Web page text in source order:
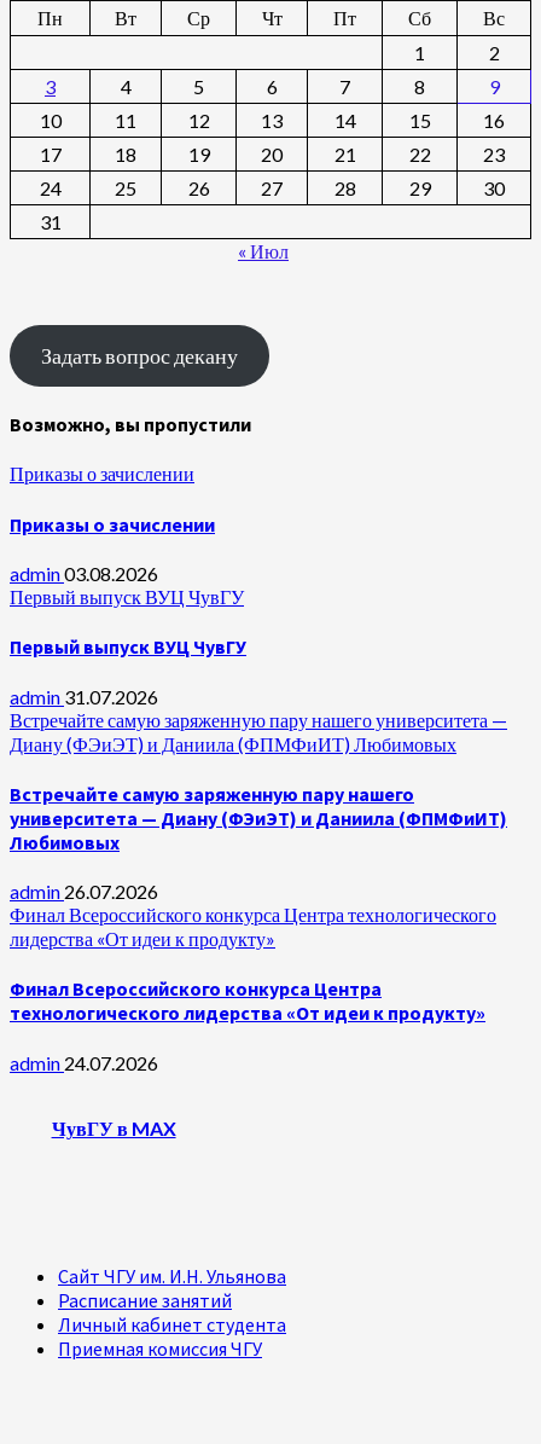
Пн
Вт Ср Чт Пт Сб
Вс
1
2
3
4 5 6 7 8
9
10
11 12 13 14 15
16
17
18 19 20 21 22
23
24
25 26 27 28 29
30
31
« Июл
Задать вопрос декану
Возможно, вы пропустили
Приказы о зачислении
Приказы о зачислении
admin03.08.2026
Первый выпуск ВУЦ ЧувГУ
Первый выпуск ВУЦ ЧувГУ
admin 31.07.2026
Встречайте самую заряженную пару нашего университета —
Диану (ФЭиЭТ) и Даниила (ФПМФиИТ) Любимовых
Встречайте самую заряженную пару нашего
университета — Диану (ФЭиЭТ) и Даниила (ФПМФиИТ)
Любимовых
admin 26.07.2026
Финал Всероссийского конкурса Центра технологического
лидерства «От идеи к продукту»
Финал Всероссийского конкурса Центра
технологического лидерства «От идеи к продукту»
admin 24.07.2026
ЧувГУ в MAX
Сайт ЧГУ им. И.Н. Ульянова
Расписание занятий
Личный кабинет студента
Приемная комиссия ЧГУ